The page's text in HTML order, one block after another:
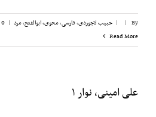
By
|
| حبیب لاجوردی,فارسی,محوی، ابوالفتح,مرد |
0 Comments
Read More
علی امینی، نوار ۱